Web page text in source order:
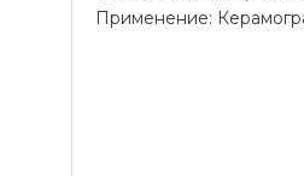
Применение: